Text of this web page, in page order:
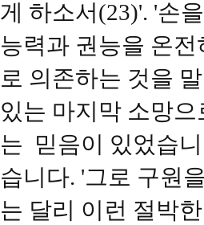
게 하소서(23)'. '손
능력과 권능을 온
로 의존하는 것을
있는 마지막 소망
는 믿음이 있었습
습니다. '그로 구원
는 달리 이런 절박